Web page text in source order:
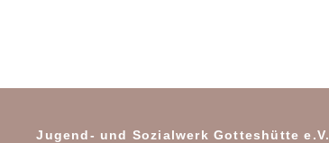
Jugend- und Sozialwerk Gotteshütte e.V.